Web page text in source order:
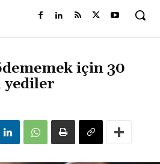
için 30
yediler